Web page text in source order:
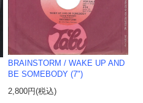
BRAINSTORM / WAKE UP AND
BE SOMEBODY (7")
2,800円(税込)